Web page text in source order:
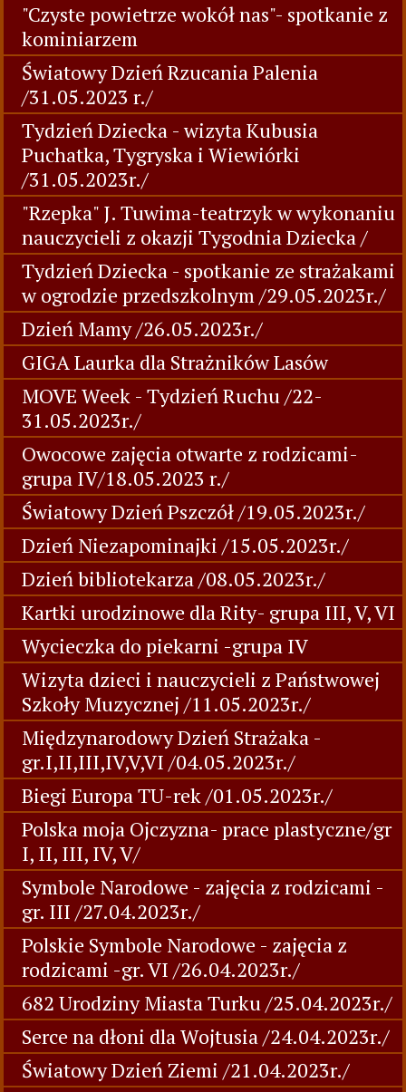
"Czyste powietrze wokół nas"- spotkanie z
kominiarzem
Światowy Dzień Rzucania Palenia
/31.05.2023 r./
Tydzień Dziecka - wizyta Kubusia
Puchatka, Tygryska i Wiewiórki
/31.05.2023r./
"Rzepka" J. Tuwima-teatrzyk w wykonaniu
nauczycieli z okazji Tygodnia Dziecka /
Tydzień Dziecka - spotkanie ze strażakami
w ogrodzie przedszkolnym /29.05.2023r./
Dzień Mamy /26.05.2023r./
GIGA Laurka dla Strażników Lasów
MOVE Week - Tydzień Ruchu /22-
31.05.2023r./
Owocowe zajęcia otwarte z rodzicami-
grupa IV/18.05.2023 r./
Światowy Dzień Pszczół /19.05.2023r./
Dzień Niezapominajki /15.05.2023r./
Dzień bibliotekarza /08.05.2023r./
Kartki urodzinowe dla Rity- grupa III, V, VI
Wycieczka do piekarni -grupa IV
Wizyta dzieci i nauczycieli z Państwowej
Szkoły Muzycznej /11.05.2023r./
Międzynarodowy Dzień Strażaka -
gr.I,II,III,IV,V,VI /04.05.2023r./
Biegi Europa TU-rek /01.05.2023r./
Polska moja Ojczyzna- prace plastyczne/gr
I, II, III, IV, V/
Symbole Narodowe - zajęcia z rodzicami -
gr. III /27.04.2023r./
Polskie Symbole Narodowe - zajęcia z
rodzicami -gr. VI /26.04.2023r./
682 Urodziny Miasta Turku /25.04.2023r./
Serce na dłoni dla Wojtusia /24.04.2023r./
Światowy Dzień Ziemi /21.04.2023r./